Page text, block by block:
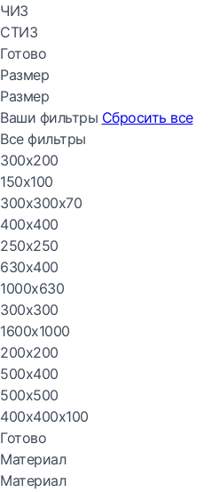
ЧИЗ
СТИЗ
Готово
Размер
Размер
Ваши фильтры Сбросить все
Все фильтры
300х200
150х100
300х300х70
400х400
250х250
630х400
1000х630
300х300
1600х1000
200х200
500х400
500х500
400х400х100
Готово
Материал
Материал